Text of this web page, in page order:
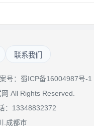
联系我们
号： 蜀ICP备16004987号-1
All Rights Reserved.
：13348832372
.成都市